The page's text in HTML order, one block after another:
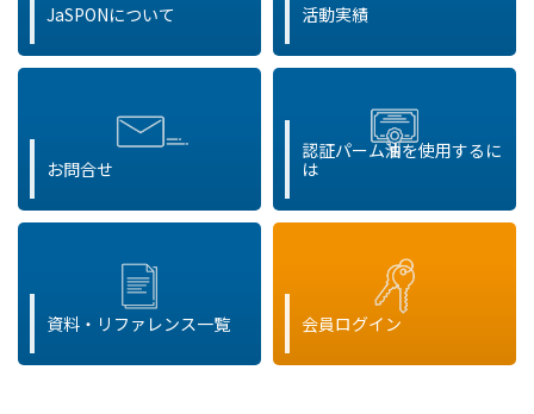
JaSPONについて 活動実績
お問合せ
認証パーム油を使用するに
は
資料・リファレンス一覧 会員ログイン